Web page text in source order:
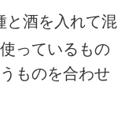
酒を入れて混
っているもの
ものを合わせ